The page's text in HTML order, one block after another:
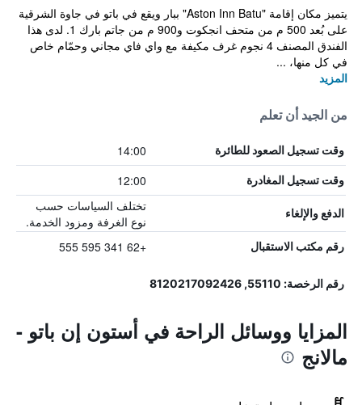
يتميز مكان إقامة "Aston Inn Batu" ببار ويقع في باتو في جاوة الشرقية
على بُعد 500 م من متحف انجكوت و900 م من جاتم بارك 1. لدى هذا
الفندق المصنف 4 نجوم غرف مكيفة مع واي فاي مجاني وحمّام خاص
في كل منها، ...
المزيد
من الجيد أن تعلم
وقت تسجيل الصعود للطائرة 14:00
وقت تسجيل المغادرة 12:00
الدفع والإلغاء
تختلف السياسات حسب
نوع الغرفة ومزود الخدمة.
رقم مكتب الاستقبال +62 341 595 555
رقم الرخصة: 55110, 8120217092426
المزايا ووسائل الراحة في أستون إن باتو -
مالانج